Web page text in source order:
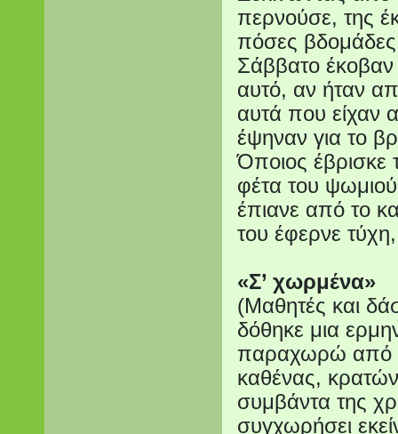
περνούσε, της
πόσες
Σάββατο έκοβαν
αυτό, αν ήταν
αυτά που είχαν
έψηναν για το
Όποιος έβρισκε
φέτα του
έπιανε από το
του έφερνε
«Σ’ χωρμένα»
(Μαθητές και
δόθηκε μια
παραχωρώ από
καθένας,
συμβάντα της
συγχωρήσει